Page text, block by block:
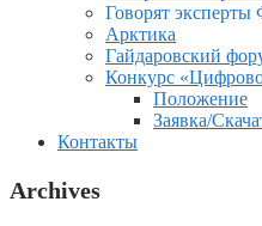
Говорят эксперты
Арктика
Гайдаровский
Конкурс
Положение
Заявка/
Контакты
Archives